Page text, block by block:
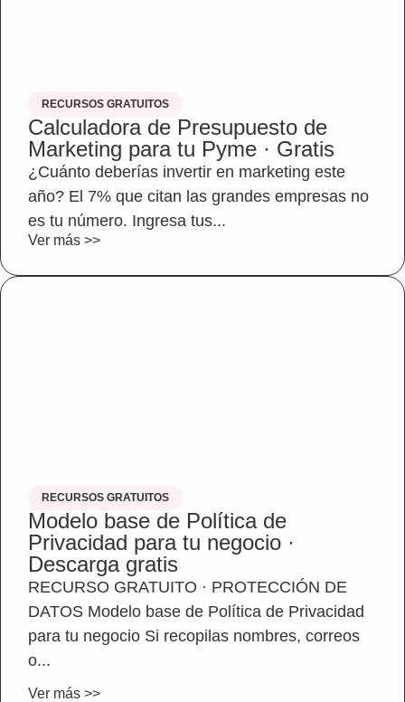
RECURSOS GRATUITOS
Calculadora de Presupuesto de
Marketing para tu Pyme · Gratis
¿Cuánto deberías invertir en marketing este
año? El 7% que citan las grandes empresas no
es tu número. Ingresa tus...
Ver más >>
RECURSOS GRATUITOS
Modelo base de Política de
Privacidad para tu negocio ·
Descarga gratis
RECURSO GRATUITO · PROTECCIÓN DE
DATOS Modelo base de Política de Privacidad
para tu negocio Si recopilas nombres, correos
o...
Ver más >>